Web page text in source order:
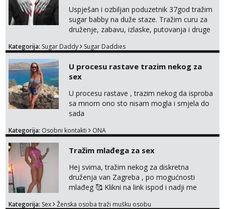
Uspješan i ozbiljan poduzetnik 37god tražim
sugar babby na duže staze. Tražim curu za
druženje, zabavu, izlaske, putovanja i druge
otvorena, komunikativna, zgodna i atraktivna
markodalic37@gmail.com
Kategorija: Sugar Daddy Sugar Daddies
U procesu rastave trazim nekog za
sex
U procesu rastave , trazim nekog da isproba
sa mnom ono sto nisam mogla i smjela do
sada
Kategorija: Osobni kontakti ONA
Tražim mlađega za sex
Hej svima, tražim nekog za diskretna
druženja van Zagreba , po mogućnosti
mlađeg 🥰 Klikni na link ispod i nadji me
Kategorija: Sex Ženska osoba traži mušku osobu